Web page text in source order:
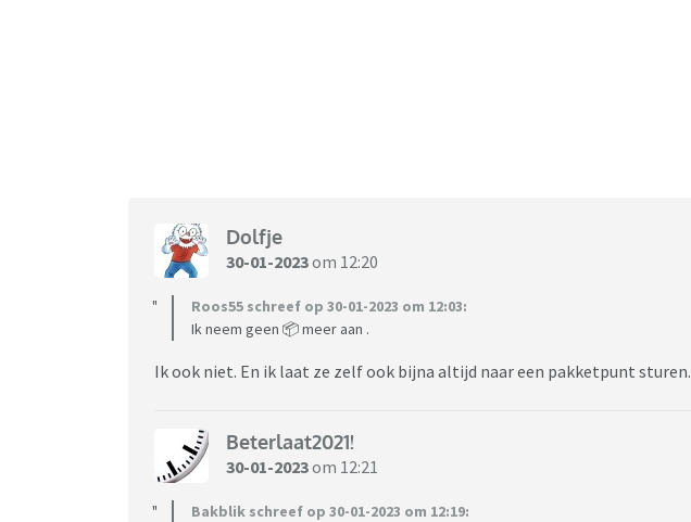
Dolfje
30-01-2023om 12:20
Roos55 schreef op 30-01-2023 om 12:03:
Ik neem geen 📦 meer aan .
Ik ook niet. En ik laat ze zelf ook bijna altijd naar een pakketpunt sturen.
Beterlaat2021!
30-01-2023om 12:21
Bakblik schreef op 30-01-2023 om 12:19: